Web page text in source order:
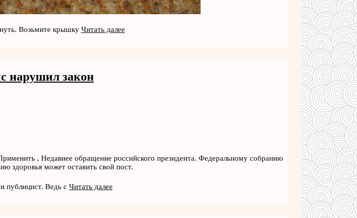
Возьмите крышку Читать далее
нарушил закон
, Недавнее обращение российского президента. Федеральному собранию
здоровья может оставить свой пост.
публицист. Ведь с Читать далее